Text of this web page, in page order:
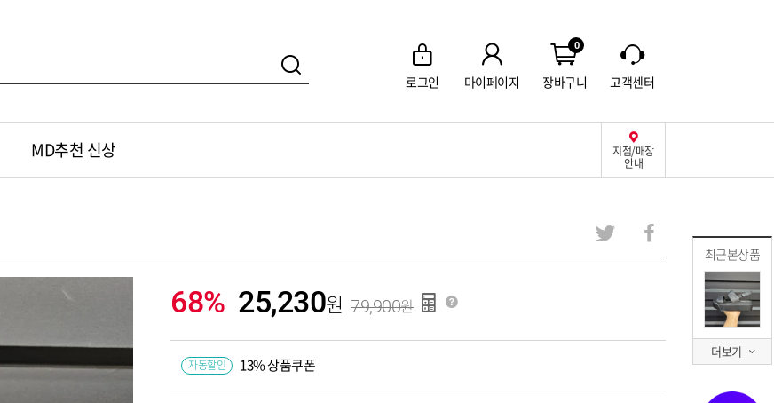
로그인 마이페이지
0
장바구니 고객센터
지점/매장
안내
MD추천 신상
최근본상품
더보기
68% 25,230 79,900
자동할인 13% 상품쿠폰